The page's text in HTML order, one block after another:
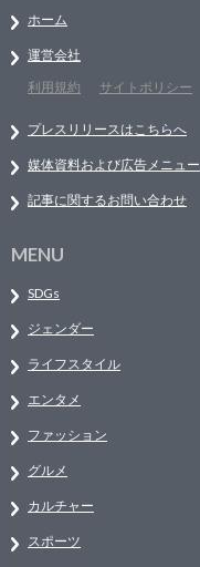
ホーム
運営会社
利用規約
サイトポリシー
プレスリリースはこちらへ
媒体資料および広告メニュー
記事に関するお問い合わせ
MENU
SDGs
ジェンダー
ライフスタイル
エンタメ
ファッション
グルメ
カルチャー
スポーツ